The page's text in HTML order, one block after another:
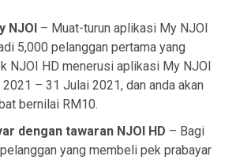
NJOI – Muat-turun aplikasi My NJOI
5,000 pelanggan pertama yang
NJOI HD menerusi aplikasi My NJOI
– 31 Julai 2021, dan anda akan
bernilai RM10.
dengan tawaran NJOI HD – Bagi
yang membeli pek prabayar